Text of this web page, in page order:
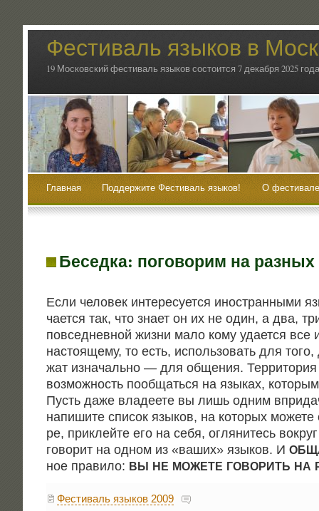
Фестиваль языков в
19 Московский фестиваль языков состоится 7 декабря 2025
Главная Поддержите Фестиваль языков! О
Беседка: поговорим на
Если чело­век инте­ре­су­ет­ся ино­стран­ны­ми
ча­ет­ся так, что зна­ет он их не один, а два,
повсе­днев­ной жиз­ни мало кому уда­ет­ся все
насто­я­ще­му, то есть, исполь­зо­вать для
жат изна­чаль­но — для обще­ния.
воз­мож­ность пооб­щать­ся на язы­ках,
Пусть даже вла­де­е­те вы лишь одним
напи­ши­те спи­сок язы­ков, на кото­рых
ре, при­клей­те его на себя, огля­ни­тесь
гово­рит на одном из «ваших» язы­ков. И
ное пра­ви­ло: ВЫ НЕ МОЖЕТЕ ГОВОРИТЬ НА
Фестиваль языков 2009